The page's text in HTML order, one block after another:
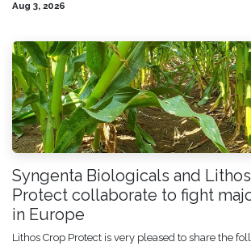
Aug 3, 2026
Syngenta Biologicals and
Protect collaborate to fight
in Europe
Lithos Crop Protect is very pleased to share the